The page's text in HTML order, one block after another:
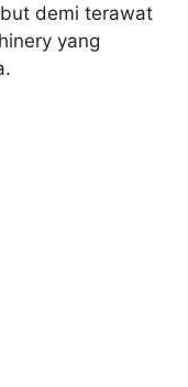
demi terawat
yang